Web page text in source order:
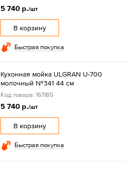
5 740 р./шт
В корзину
Быстрая покупка
Кухонная мойка ULGRAN U-700
молочный №341 44 см
Код товара: 161185
5 740 р./шт
В корзину
Быстрая покупка